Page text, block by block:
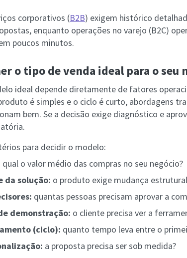
corporativos (B2B) exigem histórico
enquanto operações no varejo (B2C)
poucos minutos.
o tipo de venda ideal para o seu
ideal depende diretamente de fatores
é simples e o ciclo é curto, abordagens
bem. Se a decisão exige diagnóstico e
para decidir o modelo:
qual o valor médio das compras no seu negócio?
da solução: o produto exige mudança
quantas pessoas precisam aprovar a
demonstração: o cliente precisa ver a
(ciclo): quanto tempo leva entre o
a proposta precisa ser sob medida?